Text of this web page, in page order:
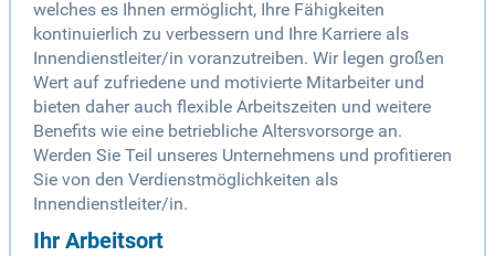
welches es Ihnen ermöglicht, Ihre Fähigkeiten
kontinuierlich zu verbessern und Ihre Karriere als
Innendienstleiter/in voranzutreiben. Wir legen großen
Wert auf zufriedene und motivierte Mitarbeiter und
bieten daher auch flexible Arbeitszeiten und weitere
Benefits wie eine betriebliche Altersvorsorge an.
Werden Sie Teil unseres Unternehmens und profitieren
Sie von den Verdienstmöglichkeiten als
Innendienstleiter/in.
Ihr Arbeitsort